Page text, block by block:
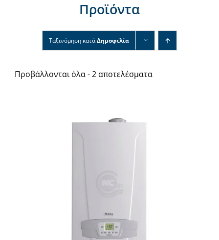
Επικοινωνία
Προϊόντα
Ταξινόμηση κατάΔημοφιλία
Προβάλλονται όλα - 2 αποτελέσματα